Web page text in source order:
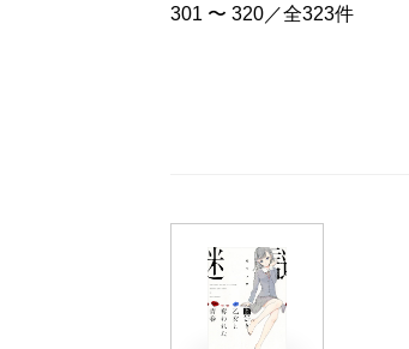
301 〜 320／全323件